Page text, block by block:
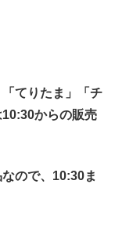
「てりたま」「チ
からの販売
ので、10:30ま